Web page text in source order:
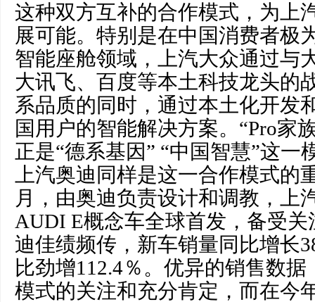
这种双方互补的合作模式，为上
展可能。特别是在中国消费者极
智能座舱领域，上汽大众通过与
大讯飞、百度等本土科技龙头的
系品质的同时，通过本土化开发
国用户的智能解决方案。“Pro家
正是“德系基因” “中国智慧”这一
上汽奥迪同样是这一合作模式的
月，由奥迪负责设计和调教，上
AUDI E概念车全球首发，备受
迪佳绩频传，新车销量同比增长
比劲增112.4％。优异的销售数
模式的关注和充分肯定，而在今